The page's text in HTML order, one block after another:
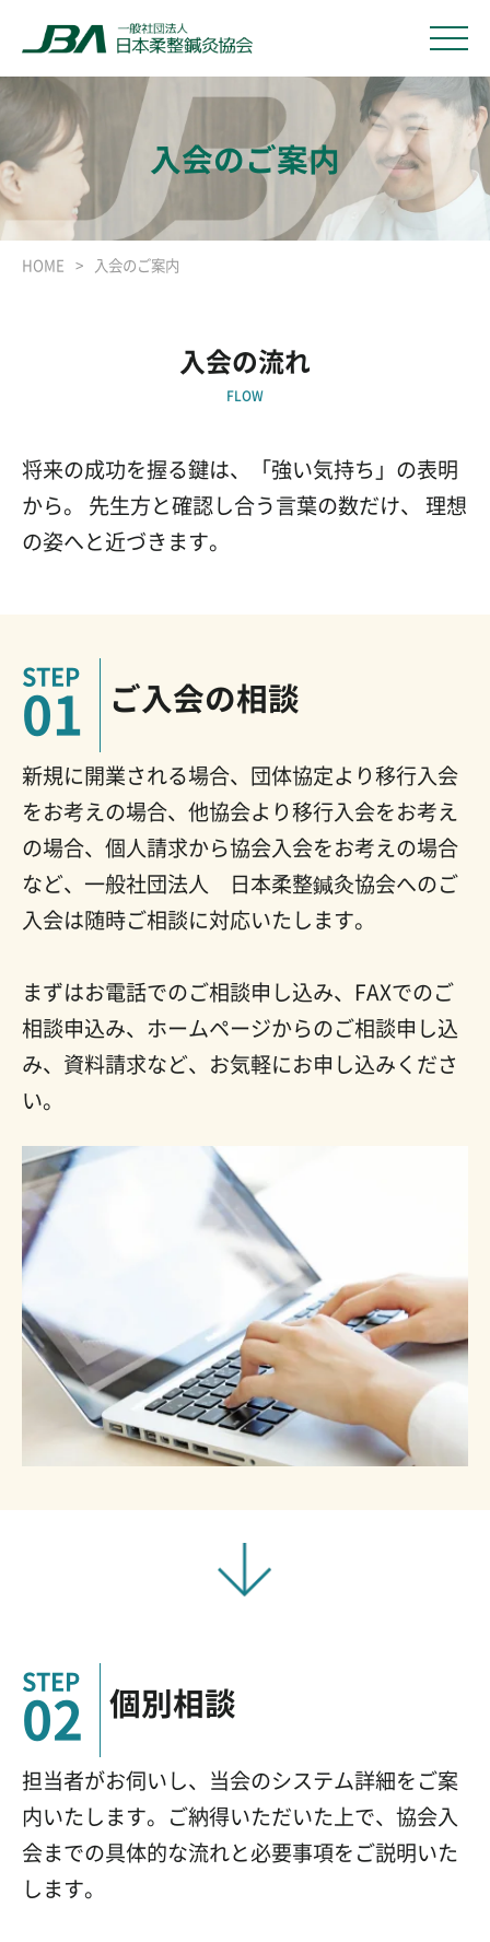
入会のご案内
HOME 入会のご案内
入会の流れ
FLOW
将来の成功を握る鍵は、「強い気持ち」の表明
から。
先生方と確認し合う言葉の数だけ、 理想
の姿へと近づきます。
01 ご入会の相談
新規に開業される場合、団体協定より移行入会
をお考えの場合、他協会より移行入会をお考え
の場合、個人請求から協会入会をお考えの場合
など、一般社団法人 日本柔整鍼灸協会へのご
入会は随時ご相談に対応いたします。
まずはお電話でのご相談申し込み、FAXでのご
相談申込み、ホームページからのご相談申し込
み、資料請求など、お気軽にお申し込みくださ
い。
02 個別相談
担当者がお伺いし、当会のシステム詳細をご案
内いたします。ご納得いただいた上で、協会入
会までの具体的な流れと必要事項をご説明いた
します。